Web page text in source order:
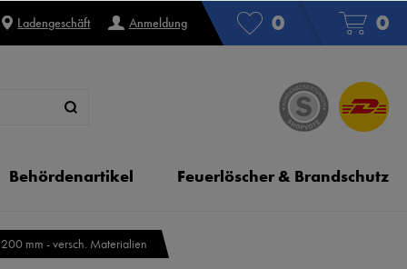
Ladengeschäft Anmeldung 0 0
Behördenartikel Feuerlöscher & Brandschutz
mm - versch. Materialien